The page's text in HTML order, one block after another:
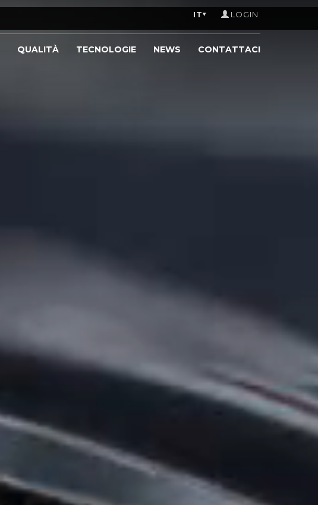
IT▾ LOGIN
QUALITÀ TECNOLOGIE NEWS CONTATTACI